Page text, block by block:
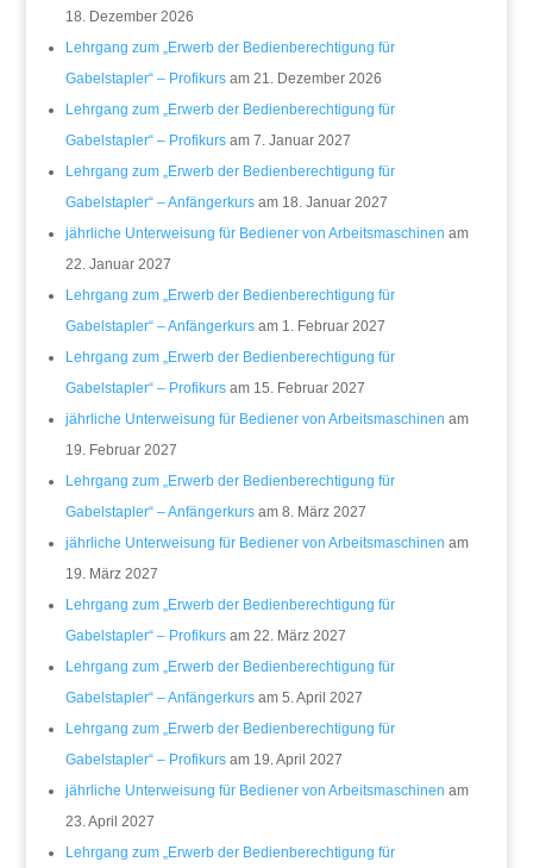
18. Dezember 2026
Lehrgang zum „Erwerb der Bedienberechtigung für
Gabelstapler“ – Profikursam 21. Dezember 2026
Lehrgang zum „Erwerb der Bedienberechtigung für
Gabelstapler“ – Profikursam 7. Januar 2027
Lehrgang zum „Erwerb der Bedienberechtigung für
Gabelstapler“ – Anfängerkursam 18. Januar 2027
jährliche Unterweisung für Bediener von Arbeitsmaschinen am
22. Januar 2027
Lehrgang zum „Erwerb der Bedienberechtigung für
Gabelstapler“ – Anfängerkursam 1. Februar 2027
Lehrgang zum „Erwerb der Bedienberechtigung für
Gabelstapler“ – Profikursam 15. Februar 2027
jährliche Unterweisung für Bediener von Arbeitsmaschinen am
19. Februar 2027
Lehrgang zum „Erwerb der Bedienberechtigung für
Gabelstapler“ – Anfängerkursam 8. März 2027
jährliche Unterweisung für Bediener von Arbeitsmaschinen am
19. März 2027
Lehrgang zum „Erwerb der Bedienberechtigung für
Gabelstapler“ – Profikursam 22. März 2027
Lehrgang zum „Erwerb der Bedienberechtigung für
Gabelstapler“ – Anfängerkursam 5. April 2027
Lehrgang zum „Erwerb der Bedienberechtigung für
Gabelstapler“ – Profikursam 19. April 2027
jährliche Unterweisung für Bediener von Arbeitsmaschinen am
23. April 2027
Lehrgang zum „Erwerb der Bedienberechtigung für